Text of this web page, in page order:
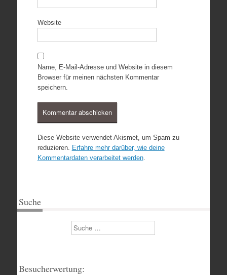
Website
Name, E-Mail-Adresse und Website in diesem
Browser für meinen nächsten Kommentar
speichern.
Diese Website verwendet Akismet, um Spam zu
reduzieren. Erfahre mehr darüber, wie deine
Kommentardaten verarbeitet werden.
Suche
Suchen
Besucherwertung: